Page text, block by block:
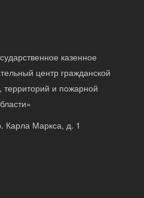
казенное
центр гражданской
и пожарной
Карла Маркса, д. 1